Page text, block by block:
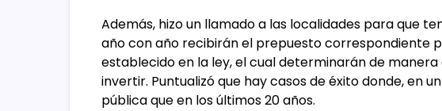
Además, hizo un llamado a las localidades para que
año con año recibirán el prepuesto correspondiente
establecido en la ley, el cual determinarán de
invertir. Puntualizó que hay casos de éxito donde, en
pública que en los últimos 20 años.